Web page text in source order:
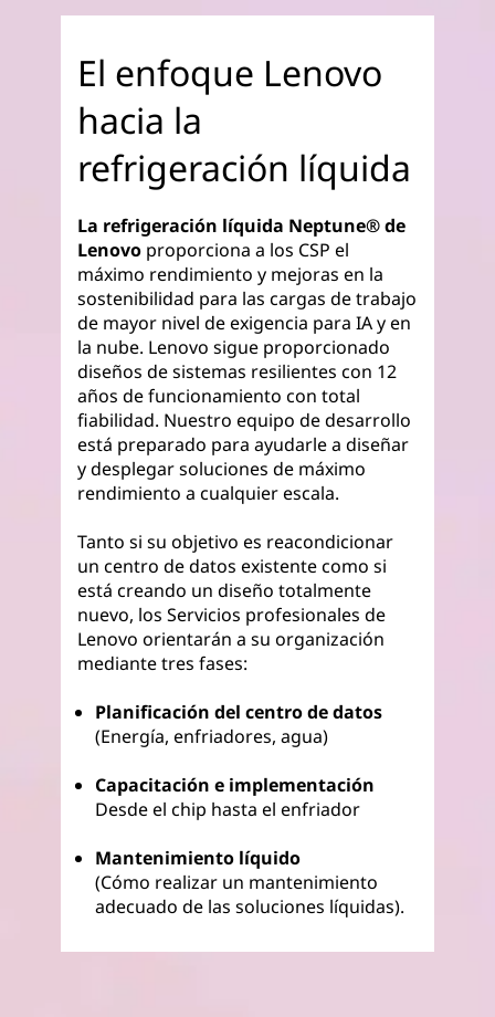
El enfoque Lenovo
hacia la
refrigeración líquida
La refrigeración líquida Neptune® de
Lenovo proporciona a los CSP el
máximo rendimiento y mejoras en la
sostenibilidad para las cargas de trabajo
de mayor nivel de exigencia para IA y en
la nube. Lenovo sigue proporcionado
diseños de sistemas resilientes con 12
años de funcionamiento con total
fiabilidad. Nuestro equipo de desarrollo
está preparado para ayudarle a diseñar
y desplegar soluciones de máximo
rendimiento a cualquier escala.
Tanto si su objetivo es reacondicionar
un centro de datos existente como si
está creando un diseño totalmente
nuevo, los Servicios profesionales de
Lenovo orientarán a su organización
mediante tres fases:
Planificación del centro de datos
(Energía, enfriadores, agua)
Capacitación e implementación
Desde el chip hasta el enfriador
Mantenimiento líquido
(Cómo realizar un mantenimiento
adecuado de las soluciones líquidas).